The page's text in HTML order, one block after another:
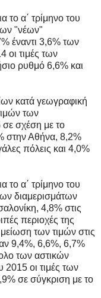
το α΄ τρίμηνο του
"νέων"
έναντι 3,6% των
οι τιμές των
ρυθμό 6,6% και
κατά γεωγραφική
των
σε σχέση με το
στην Αθήνα, 8,2%
πόλεις και 4,0%
το α΄ τρίμηνο του
διαμερισμάτων
4,8% στις
περιοχές της
των τιμών στις
9,4%, 6,6%, 6,7%
των αστικών
2015 οι τιμές των
σε σύγκριση με το